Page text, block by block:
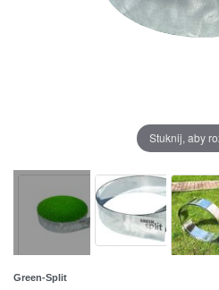
Stuknij, aby
Green-Split